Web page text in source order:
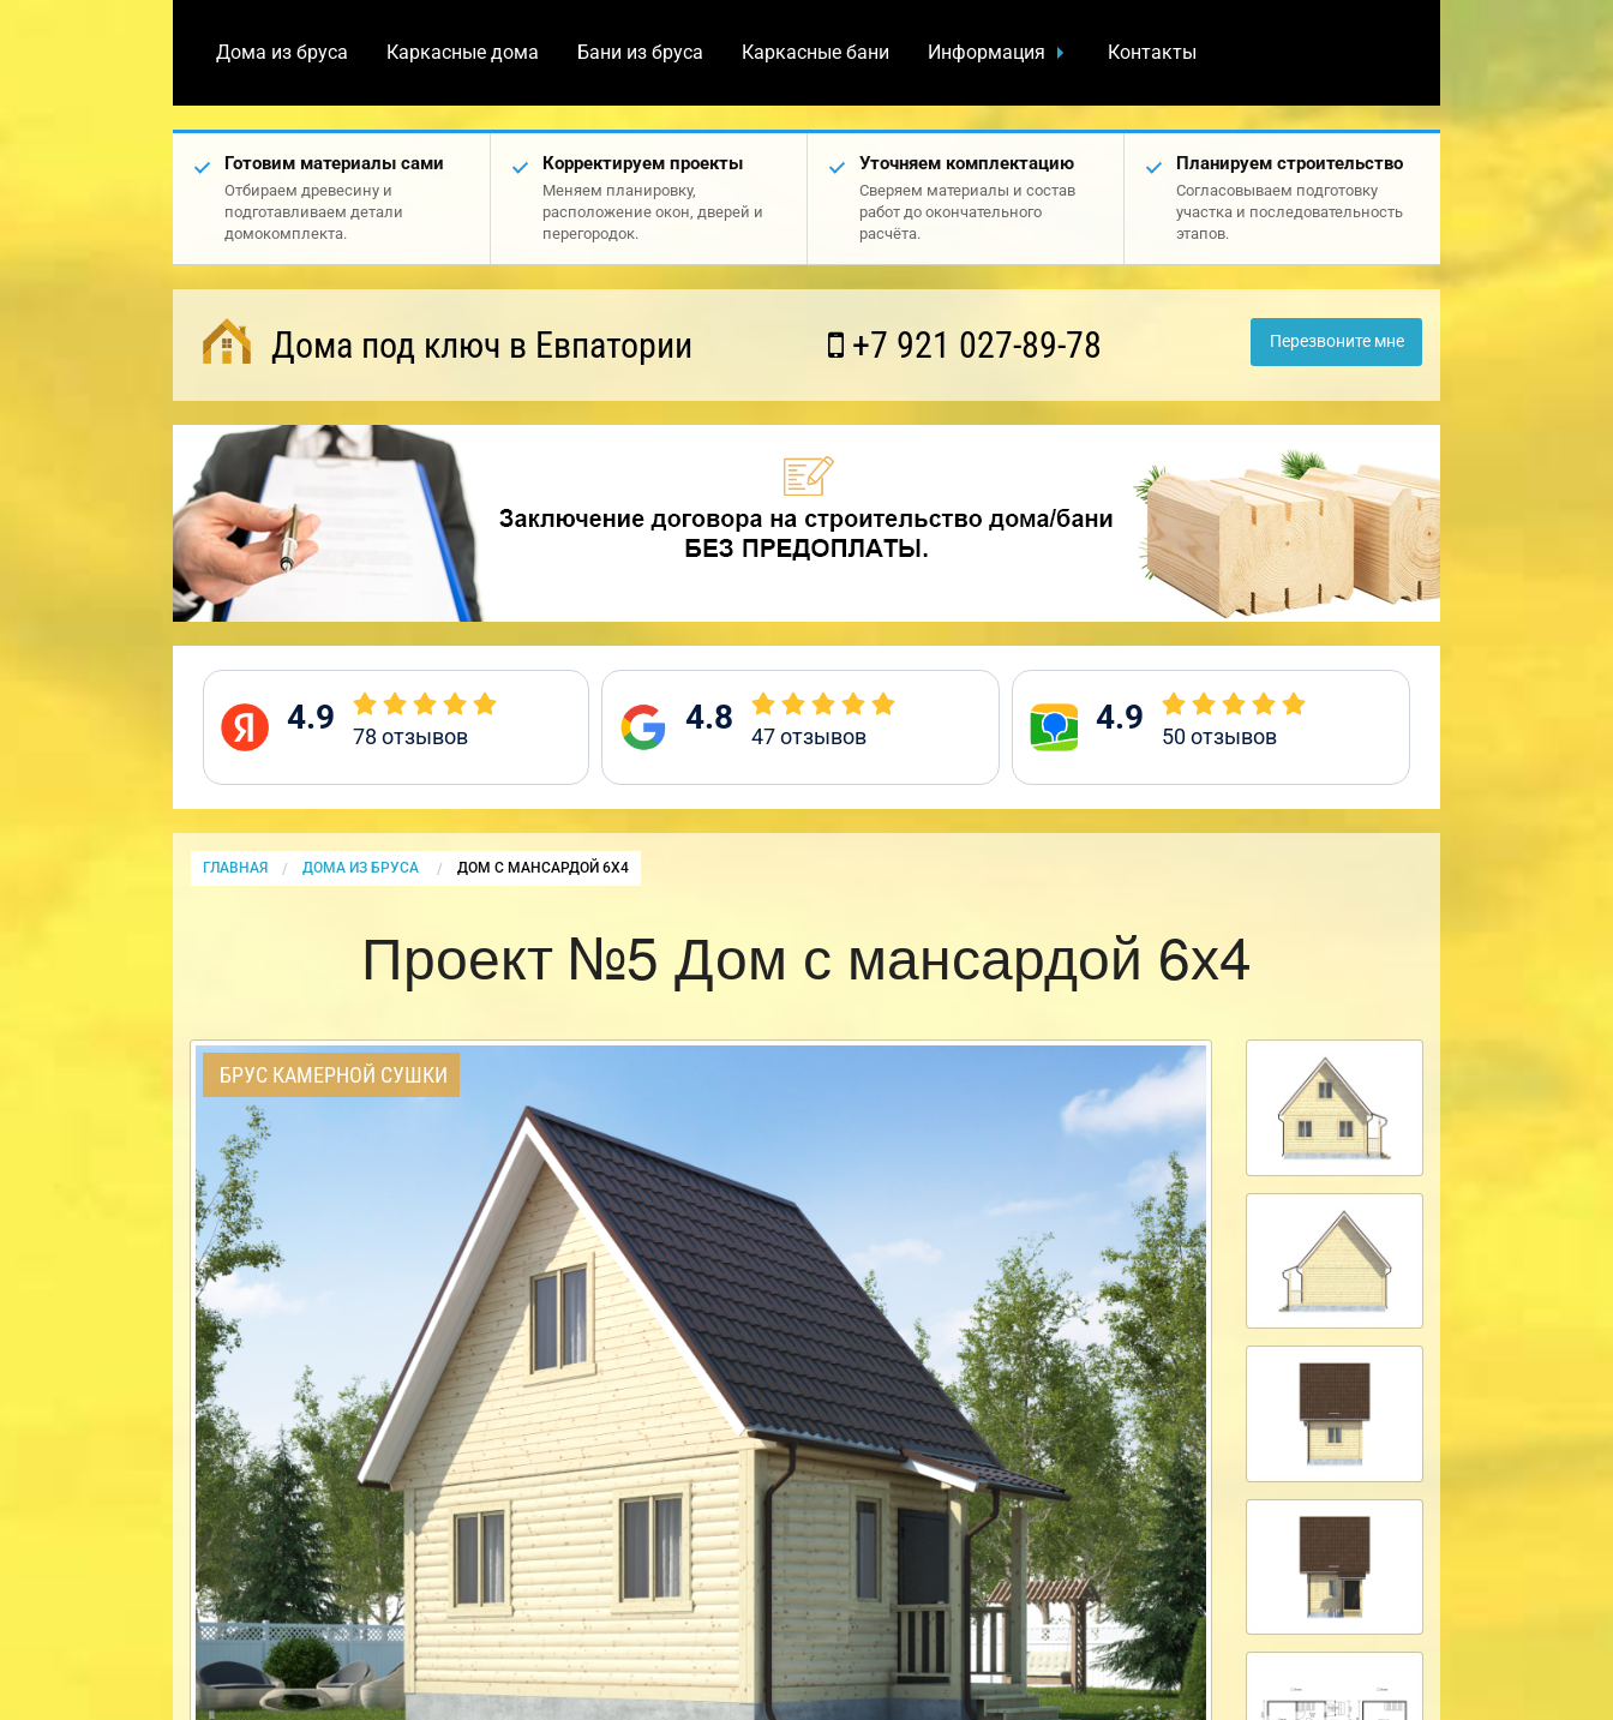
Дома из бруса Каркасные дома Бани из бруса Каркасные бани Информация Контакты
Готовим материалы сами
Отбираем древесину и
подготавливаем детали
домокомплекта.
Корректируем проекты
Меняем планировку,
расположение окон, дверей и
перегородок.
Уточняем комплектацию
Сверяем материалы и состав
работ до окончательного
расчёта.
Планируем строительство
Согласовываем подготовку
участка и последовательность
этапов.
Дома под ключ в Евпатории +7 921 027-89-78 Перезвоните мне
4.9 78 отзывов 4.8 47отзывов 4.9 50отзывов
ГЛАВНАЯ ДОМА ИЗ БРУСА CURRENT:
ДОМ С МАНСАРДОЙ 6Х4
Проект №5 Дом с мансардой 6х4
БРУС КАМЕРНОЙ СУШКИ